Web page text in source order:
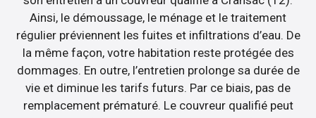
Ainsi, le démoussage, le ménage et le traitement
régulier préviennent les fuites et infiltrations d’eau. De
la même façon, votre habitation reste protégée des
dommages. En outre, l’entretien prolonge sa durée de
vie et diminue les tarifs futurs. Par ce biais, pas de
remplacement prématuré. Le couvreur qualifié peut